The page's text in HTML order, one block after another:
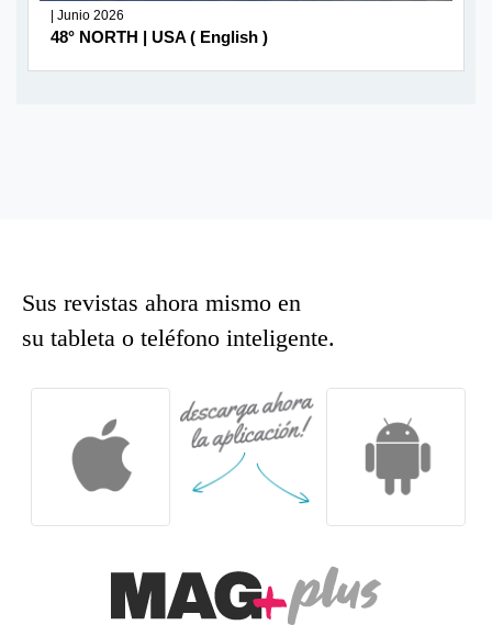
| Junio 2026
48° NORTH | USA ( English )
Sus revistas ahora mismo en
su tableta o teléfono inteligente.